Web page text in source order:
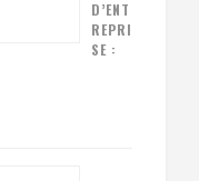
D’ENT
REPRI
SE :